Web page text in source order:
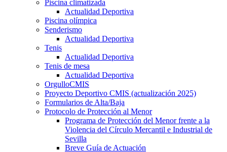
Piscina climatizada
Actualidad Deportiva
Piscina olímpica
Senderismo
Actualidad Deportiva
Tenis
Actualidad Deportiva
Tenis de mesa
Actualidad Deportiva
OrgulloCMIS
Proyecto Deportivo CMIS (actualización 2025)
Formularios de Alta/Baja
Protocolo de Protección al Menor
Programa de Protección del Menor frente a la
Violencia del Círculo Mercantil e Industrial de
Sevilla
Breve Guía de Actuación